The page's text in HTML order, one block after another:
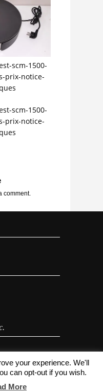
scm-1500-
prix-notice-
scm-1500-
prix-notice-
comment.
your experience. We'll
can opt-out if you wish.
More